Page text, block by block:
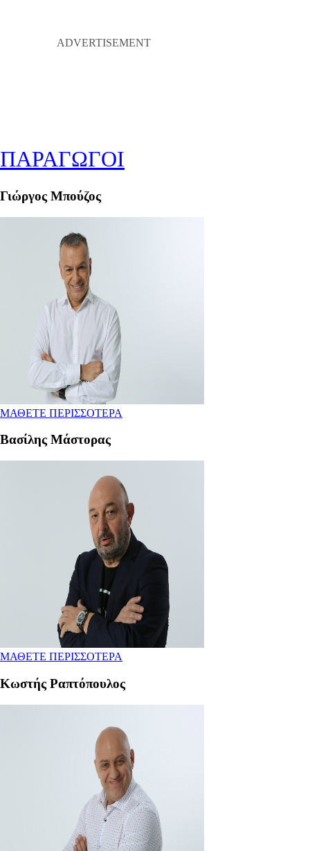
ΠΑΡΑΓΩΓΟΙ
Γιώργος Μπούζος
ΜΑΘΕΤΕ ΠΕΡΙΣΣΟΤΕΡΑ
Βασίλης Μάστορας
ΜΑΘΕΤΕ ΠΕΡΙΣΣΟΤΕΡΑ
Κωστής Ραπτόπουλος